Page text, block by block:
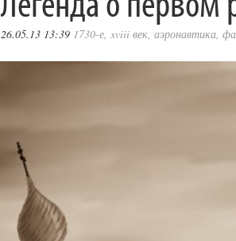
26.05.13 13:39 1730-е, xviii век, аэронавтика,